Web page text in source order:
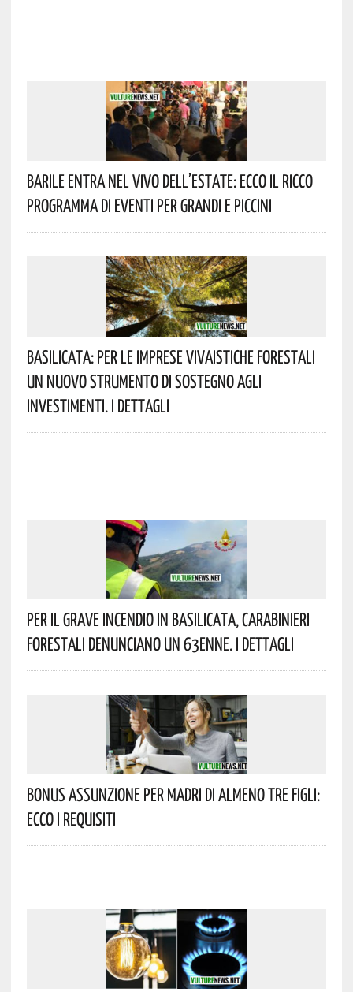
Barile Entra Nel Vivo Dell’estate: Ecco Il Ricco
Programma Di Eventi Per Grandi E Piccini
Basilicata: Per Le Imprese Vivaistiche Forestali
Un Nuovo Strumento Di Sostegno Agli
Investimenti. I Dettagli
Per Il Grave Incendio In Basilicata, Carabinieri
Forestali Denunciano Un 63enne. I Dettagli
Bonus Assunzione Per Madri Di Almeno Tre Figli:
Ecco I Requisiti